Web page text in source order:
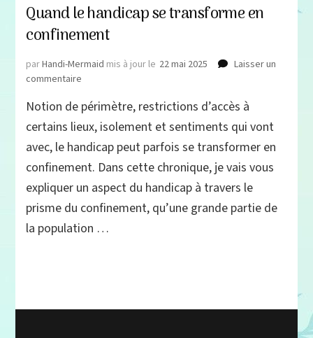
Quand le handicap se transforme en
confinement
parHandi-Mermaid mis à jour le 22 mai 2025
Laisser un
commentaire
le
handicap
transforme
en
confinement
Notion de périmètre, restrictions d’accès à
certains lieux, isolement et sentiments qui vont
avec, le handicap peut parfois se transformer en
confinement. Dans cette chronique, je vais vous
expliquer un aspect du handicap à travers le
prisme du confinement, qu’une grande partie de
la population …